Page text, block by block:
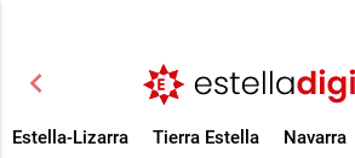
chevron_left
Estella-Lizarra Tierra Estella Navarra